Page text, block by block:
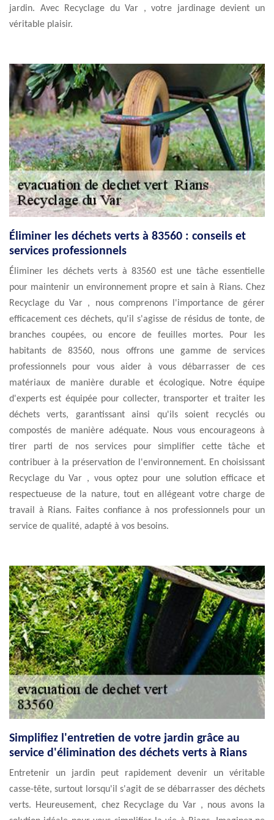
jardin. Avec Recyclage du Var , votre jardinage devient un
véritable plaisir.
Éliminer les déchets verts à 83560 : conseils et
services professionnels
Éliminer les déchets verts à 83560 est une tâche essentielle
pour maintenir un environnement propre et sain à Rians. Chez
Recyclage du Var , nous comprenons l'importance de gérer
efficacement ces déchets, qu'il s'agisse de résidus de tonte, de
branches coupées, ou encore de feuilles mortes. Pour les
habitants de 83560, nous offrons une gamme de services
professionnels pour vous aider à vous débarrasser de ces
matériaux de manière durable et écologique. Notre équipe
d'experts est équipée pour collecter, transporter et traiter les
déchets verts, garantissant ainsi qu'ils soient recyclés ou
compostés de manière adéquate. Nous vous encourageons à
tirer parti de nos services pour simplifier cette tâche et
contribuer à la préservation de l'environnement. En choisissant
Recyclage du Var , vous optez pour une solution efficace et
respectueuse de la nature, tout en allégeant votre charge de
travail à Rians. Faites confiance à nos professionnels pour un
service de qualité, adapté à vos besoins.
Simplifiez l'entretien de votre jardin grâce au
service d'élimination des déchets verts à Rians
Entretenir un jardin peut rapidement devenir un véritable
casse-tête, surtout lorsqu'il s'agit de se débarrasser des déchets
verts. Heureusement, chez Recyclage du Var , nous avons la